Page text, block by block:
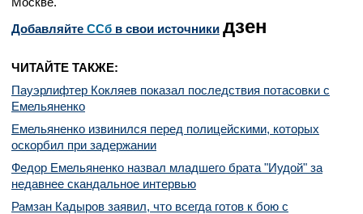
Добавляйте CСб в свои источники дзен
ЧИТАЙТЕ ТАКЖЕ:
Пауэрлифтер Кокляев показал последствия потасовки с
Емельяненко
Емельяненко извинился перед полицейскими, которых
оскорбил при задержании
Федор Емельяненко назвал младшего брата "Иудой" за
недавнее скандальное интервью
Рамзан Кадыров заявил, что всегда готов к бою с